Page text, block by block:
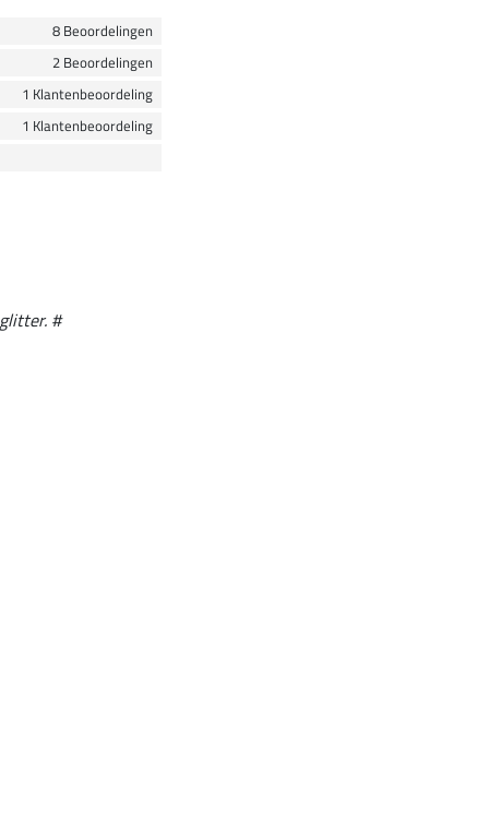
8 Beoordelingen
2 Beoordelingen
1 Klantenbeoordeling
1 Klantenbeoordeling
#